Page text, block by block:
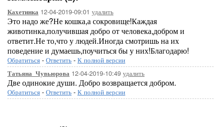
Кахетинка 12-04-2019-09:01 удалить
Это надо же?Не кошка,а сокровище!Каждая
животинка,получившая добро от человека,добром и
ответит.Не то,что у людей.Иногда смотришь на их
поведение и думаешь,поучиться бы у них!Благодарю!
Обратиться - Ответить - К полной версии
Татьяна_Чувьюрова 12-04-2019-10:49 удалить
Две одинокие души. Добро возвращается добром.
Обратиться - Ответить - К полной версии